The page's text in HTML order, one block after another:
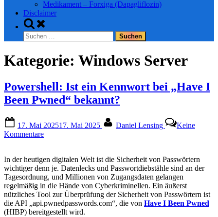
Medikament – Forxiga (Dapagliflozin)
Disclaimer
Toggle
search
form
Suchen
nach:
Kategorie: Windows Server
Powershell: Ist ein Kennwort bei „Have I
Been Pwned“ bekannt?
on
17. Mai 202517. Mai 2025 Daniel Lensing
Keine
Kommentarezu
ein
Kennwort
bei
„Have
I
Been
Pwned“
In der heutigen digitalen Welt ist die Sicherheit von Passwörtern
wichtiger denn je. Datenlecks und Passwortdiebstähle sind an der
Tagesordnung, und Millionen von Zugangsdaten gelangen
regelmäßig in die Hände von Cyberkriminellen. Ein äußerst
nützliches Tool zur Überprüfung der Sicherheit von Passwörtern ist
die API „api.pwnedpasswords.com“, die von Have I Been Pwned
(HIBP) bereitgestellt wird.